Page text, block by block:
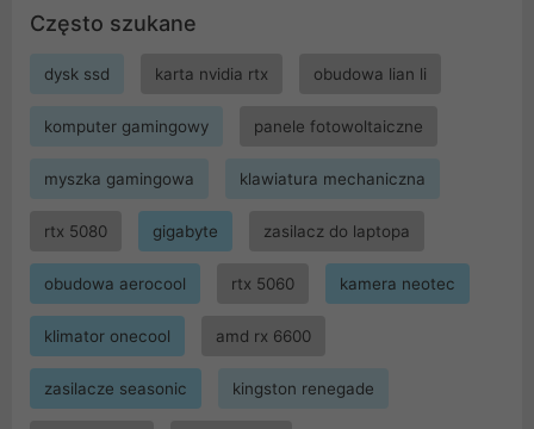
Często szukane
dysk ssd karta nvidia rtx obudowa lian li
komputer gamingowy panele fotowoltaiczne
myszka gamingowa klawiatura mechaniczna
rtx 5080 gigabyte zasilacz do laptopa
obudowa aerocool rtx 5060 kamera neotec
klimator onecool amd rx 6600
zasilacze seasonic kingston renegade